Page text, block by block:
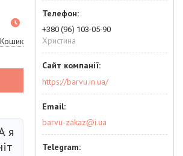
Кошик
я
+380 (96) 103-05-90
Христина
https://barvu.in.ua/
barvu-zakaz@i.ua